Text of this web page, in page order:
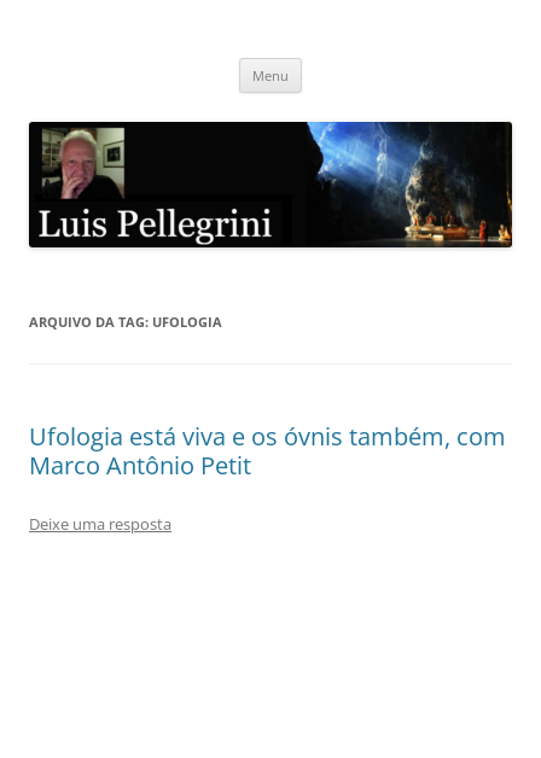
Menu
ARQUIVO DA TAG: UFOLOGIA
Ufologia está viva e os óvnis também, com
Marco Antônio Petit
Deixe uma resposta